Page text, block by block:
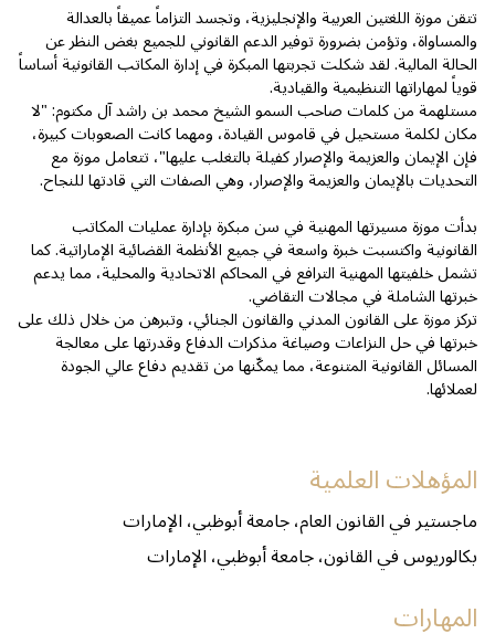
تتقن موزة اللغتين العربية والإنجليزية، وتجسد التزاماً عميقاً بالعدالة
والمساواة، وتؤمن بضرورة توفير الدعم القانوني للجميع بغض النظر عن
الحالة المالية. لقد شكلت تجربتها المبكرة في إدارة المكاتب القانونية أساساً
قوياً لمهاراتها التنظيمية والقيادية.
مستلهمة من كلمات صاحب السمو الشيخ محمد بن راشد آل مكتوم: "لا
مكان لكلمة مستحيل في قاموس القيادة، ومهما كانت الصعوبات كبيرة،
فإن الإيمان والعزيمة والإصرار كفيلة بالتغلب عليها"، تتعامل موزة مع
التحديات بالإيمان والعزيمة والإصرار، وهي الصفات التي قادتها للنجاح.
بدأت موزة مسيرتها المهنية في سن مبكرة بإدارة عمليات المكاتب
القانونية واكتسبت خبرة واسعة في جميع الأنظمة القضائية الإماراتية. كما
تشمل خلفيتها المهنية الترافع في المحاكم الاتحادية والمحلية، مما يدعم
خبرتها الشاملة في مجالات التقاضي.
تركز موزة على القانون المدني والقانون الجنائي، وتبرهن من خلال ذلك على
خبرتها في حل النزاعات وصياغة مذكرات الدفاع وقدرتها على معالجة
المسائل القانونية المتنوعة، مما يمكّنها من تقديم دفاع عالي الجودة
لعملائها.
المؤهلات العلمية
ماجستير في القانون العام، جامعة أبوظبي، الإمارات
بكالوريوس في القانون، جامعة أبوظبي، الإمارات
المهارات